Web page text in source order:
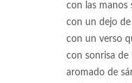
con las manos
con un dejo de
con un verso
con sonrisa de
aromado de